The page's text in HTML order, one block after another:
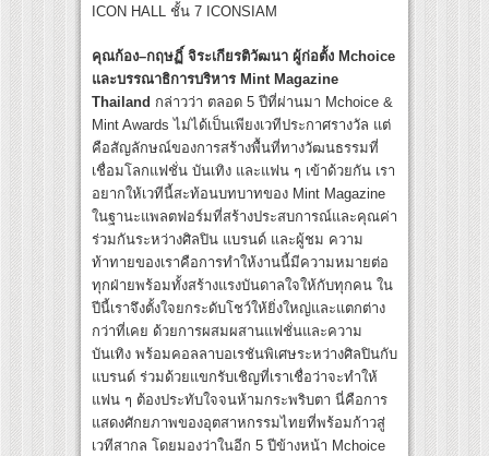
ICON HALL ชั้น 7 ICONSIAM
คุณก้อง–กฤษฏิ์ จิระเกียรติวัฒนา ผู้ก่อตั้ง Mchoice
และบรรณาธิการบริหาร Mint Magazine
Thailand กล่าวว่า ตลอด 5 ปีที่ผ่านมา Mchoice &
Mint Awards ไม่ได้เป็นเพียงเวทีประกาศรางวัล แต่
คือสัญลักษณ์ของการสร้างพื้นที่ทางวัฒนธรรมที่
เชื่อมโลกแฟชั่น บันเทิง และแฟน ๆ เข้าด้วยกัน เรา
อยากให้เวทีนี้สะท้อนบทบาทของ Mint Magazine
ในฐานะแพลตฟอร์มที่สร้างประสบการณ์และคุณค่า
ร่วมกันระหว่างศิลปิน แบรนด์ และผู้ชม ความ
ท้าทายของเราคือการทำให้งานนี้มีความหมายต่อ
ทุกฝ่ายพร้อมทั้งสร้างแรงบันดาลใจให้กับทุกคน ใน
ปีนี้เราจึงตั้งใจยกระดับโชว์ให้ยิ่งใหญ่และแตกต่าง
กว่าที่เคย ด้วยการผสมผสานแฟชั่นและความ
บันเทิง พร้อมคอลลาบอเรชันพิเศษระหว่างศิลปินกับ
แบรนด์ ร่วมด้วยแขกรับเชิญที่เราเชื่อว่าจะทำให้
แฟน ๆ ต้องประทับใจจนห้ามกระพริบตา นี่คือการ
แสดงศักยภาพของอุตสาหกรรมไทยที่พร้อมก้าวสู่
เวทีสากล โดยมองว่าในอีก 5 ปีข้างหน้า Mchoice